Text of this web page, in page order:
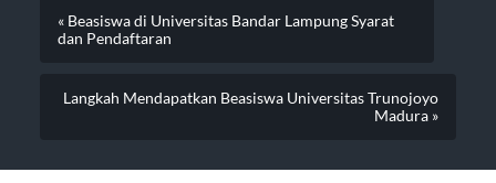
« Beasiswa di Universitas Bandar Lampung Syarat
dan Pendaftaran
Langkah Mendapatkan Beasiswa Universitas Trunojoyo
Madura »